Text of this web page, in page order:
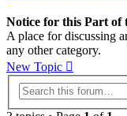
Notice for this Part of
A place for discussing
any other category.
New Topic